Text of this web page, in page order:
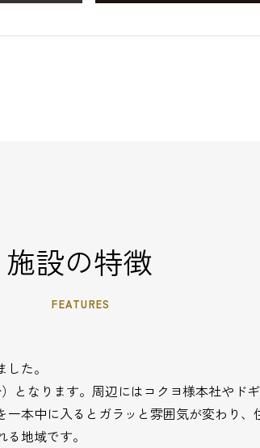
施設の特徴
FEATURES
た。
なります。周辺にはコクヨ様本社やド
本中に入るとガラッと雰囲気が変わり、
地域です。